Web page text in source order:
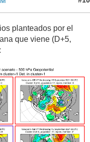
planteados por el
que viene (D+5,